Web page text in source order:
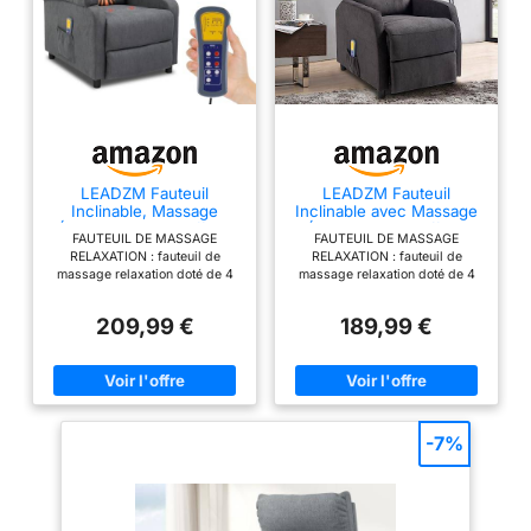
d'un produit vaisselle
et d'eau. Remarques
importantes : ①Le
fauteuil releveur est
emballé en 3 colis
fauteuil releveur ne
nécessite aucun outil
et ne prend que 15
minutes pour les
débutants
corps Avec un angle
d'inclinaison accru :
la fonction
d'inclinaison à 170°
pour le cœur ; le
fauteuil pour seniors
peut être incliné
jusqu'à 45 degrés
vers l'avant afin de
faciliter le lever des
personnes âgées
sans solliciter le dos
et les genoux ; le
repose-pieds allongé
de 12 cm s'adapte à
multifonctionnels : 2
sangles de maintien
LEADZM Fauteuil
Inclinable, Massage
Électrique et Chauffage
FAUTEUIL DE MASSAGE
RELAXATION : fauteuil de
massage relaxation doté de 4
idéal pour atténuer vos tensions
votre circulation sanguine, etc.
La surface du siège a 2 points
de massage qui émettent des
dossier réglable (jusqu'à 135°)
209,99 €
LEADZM Fauteuil
Inclinable avec Massage
Électrique, Chauffage
FAUTEUIL DE MASSAGE
RELAXATION : fauteuil de
massage relaxation doté de 4
idéal pour atténuer vos tensions
votre circulation sanguine, etc.
La surface du siège a 2 points
de massage qui émettent des
DOSSIER & REPOSE-PIED
RÉGLABLE : fauteuil relax
électrique inclinaison du
dossier réglable (jusqu'à 135°)
et position du repose pied
ajustable CONCEPTION,
189,99 €
-7%